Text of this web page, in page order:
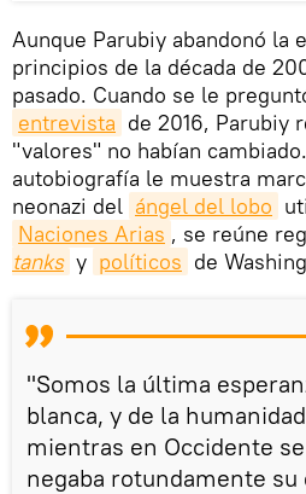
Aunque Parubiy abandonó la
principios de la década de
pasado. Cuando se le
entrevista de 2016, Parubiy
"valores" no habían
autobiografía le muestra
neonazi del ángel del lobo
Naciones Arias , se reúne
tanks y políticos de
"Somos la última
blanca, y de la
mientras en Occidente
negaba rotundamente su